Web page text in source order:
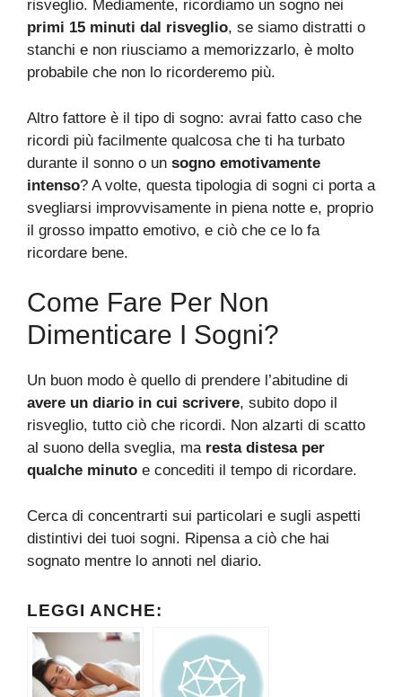
risveglio. Mediamente, ricordiamo un sogno nei
primi 15 minuti dal risveglio, se siamo distratti o
stanchi e non riusciamo a memorizzarlo, è molto
probabile che non lo ricorderemo più.
Altro fattore è il tipo di sogno: avrai fatto caso che
ricordi più facilmente qualcosa che ti ha turbato
durante il sonno o un sogno emotivamente
intenso? A volte, questa tipologia di sogni ci porta a
svegliarsi improvvisamente in piena notte e, proprio
il grosso impatto emotivo, e ciò che ce lo fa
ricordare bene.
Come Fare Per Non
Dimenticare I Sogni?
Un buon modo è quello di prendere l’abitudine di
avere un diario in cui scrivere, subito dopo il
risveglio, tutto ciò che ricordi. Non alzarti di scatto
al suono della sveglia, ma resta distesa per
qualche minuto e concediti il tempo di ricordare.
Cerca di concentrarti sui particolari e sugli aspetti
distintivi dei tuoi sogni. Ripensa a ciò che hai
sognato mentre lo annoti nel diario.
LEGGI ANCHE: